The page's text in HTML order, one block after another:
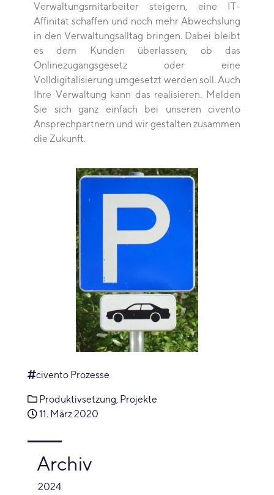
Verwaltungsmitarbeiter steigern, eine IT-
Affinität schaffen und noch mehr Abwechslung
in den Verwaltungsalltag bringen. Dabei bleibt
es dem Kunden überlassen, ob das
Onlinezugangsgesetz oder eine
Volldigitalisierung umgesetzt werden soll. Auch
Ihre Verwaltung kann das realisieren. Melden
Sie sich ganz einfach bei unseren civento
Ansprechpartnern und wir gestalten zusammen
die Zukunft.
civento Prozesse
Produktivsetzung, Projekte
11. März 2020
Archiv
2024